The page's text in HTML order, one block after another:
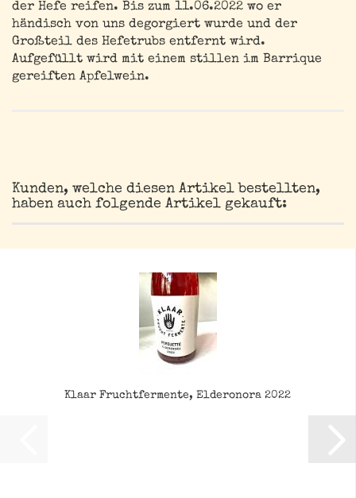
der Hefe reifen. Bis zum 11.06.2022 wo er
händisch von uns degorgiert wurde und der
Großteil des Hefetrubs entfernt wird.
Aufgefüllt wird mit einem stillen im Barrique
gereiften Apfelwein.
Kunden, welche diesen Artikel bestellten,
haben auch folgende Artikel gekauft:
Klaar Fruchtfermente, Elderonora 2022